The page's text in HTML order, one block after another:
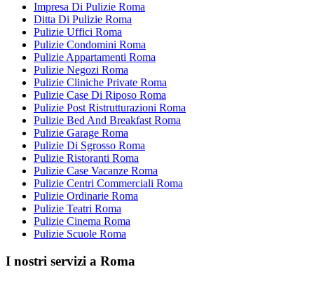
Impresa Di Pulizie Roma
Ditta Di Pulizie Roma
Pulizie Uffici Roma
Pulizie Condomini Roma
Pulizie Appartamenti Roma
Pulizie Negozi Roma
Pulizie Cliniche Private Roma
Pulizie Case Di Riposo Roma
Pulizie Post Ristrutturazioni Roma
Pulizie Bed And Breakfast Roma
Pulizie Garage Roma
Pulizie Di Sgrosso Roma
Pulizie Ristoranti Roma
Pulizie Case Vacanze Roma
Pulizie Centri Commerciali Roma
Pulizie Ordinarie Roma
Pulizie Teatri Roma
Pulizie Cinema Roma
Pulizie Scuole Roma
I nostri servizi a Roma